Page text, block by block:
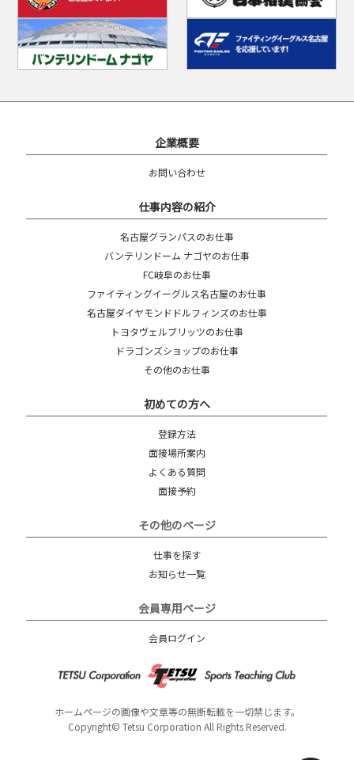
企業概要
お問い合わせ
仕事内容の紹介
名古屋グランパスのお仕事
バンテリンドーム ナゴヤのお仕事
FC岐阜のお仕事
ファイティングイーグルス名古屋のお仕事
名古屋ダイヤモンドドルフィンズのお仕事
トヨタヴェルブリッツのお仕事
ドラゴンズショップのお仕事
その他のお仕事
初めての方へ
登録方法
面接場所案内
よくある質問
面接予約
その他のページ
仕事を探す
お知らせ一覧
会員専用ページ
会員ログイン
ホームページの画像や文章等の無断転載を一切禁じます。
Copyright© Tetsu Corporation All Rights Reserved.